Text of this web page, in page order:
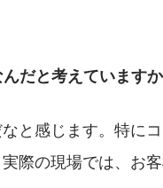
だと考えています
と感じます。特に
際の現場では、お